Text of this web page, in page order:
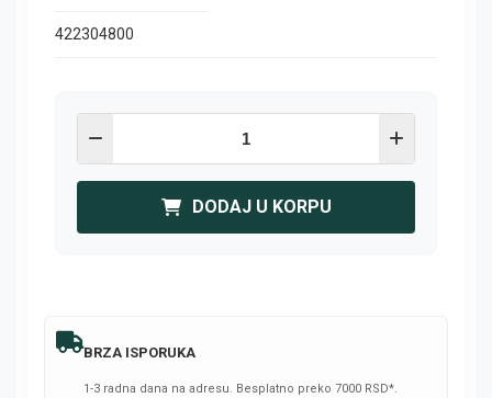
422304800
DODAJ U KORPU
BRZA ISPORUKA
1-3 radna dana na adresu. Besplatno preko 7000 RSD*.